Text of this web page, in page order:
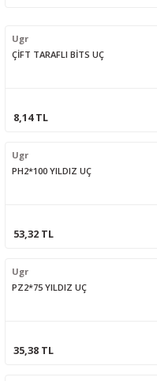
Ugr
ÇİFT TARAFLI BİTS UÇ
8,14 TL
Ugr
PH2*100 YILDIZ UÇ
53,32 TL
Ugr
PZ2*75 YILDIZ UÇ
35,38 TL